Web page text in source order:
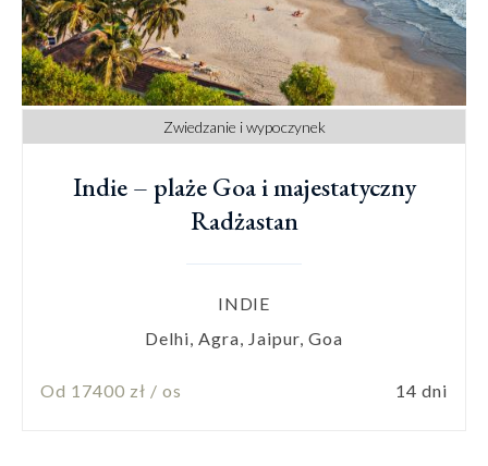
Zwiedzanie i wypoczynek
Indie – plaże Goa i majestatyczny
Radżastan
INDIE
Delhi, Agra, Jaipur, Goa
Od 17400 zł / os 14 dni